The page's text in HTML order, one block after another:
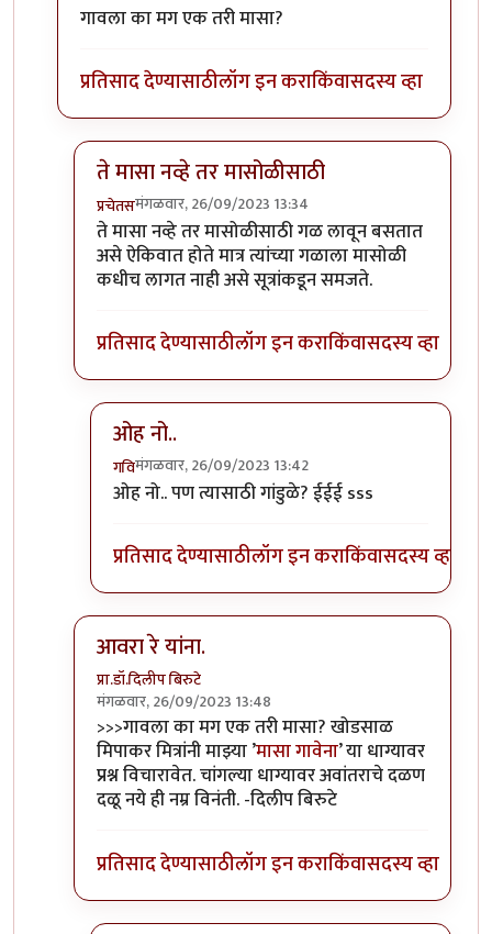
गावला का मग एक तरी मासा?
प्रतिसाद देण्यासाठीलॉग इन कराकिंवासदस्य व्हा
ते मासा नव्हे तर मासोळीसाठी
प्रचेतसमंगळवार, 26/09/2023 13:34
In reply toटपोरे गांडुळ आहेत, ही गांडुळंbyगवि
ते मासा नव्हे तर मासोळीसाठी गळ लावून बसतात
असे ऐकिवात होते मात्र त्यांच्या गळाला मासोळी
कधीच लागत नाही असे सूत्रांकडून समजते.
प्रतिसाद देण्यासाठीलॉग इन कराकिंवासदस्य व्हा
ओह नो..
गविमंगळवार, 26/09/2023 13:42
In reply toते मासा नव्हे तर मासोळीसाठी
ओह नो.. पण त्यासाठी गांडुळे? ईईई sss
प्रतिसाद देण्यासाठीलॉग इन कराकिंवासदस्य व्हा
आवरा रे यांना.
प्रा.डॉ.दिलीप बिरुटे
मंगळवार, 26/09/2023 13:48
In reply toटपोरे गांडुळ आहेत, ही गांडुळंby
>>>गावला का मग एक तरी मासा? खोडसाळ
मिपाकर मित्रांनी माझ्या ’मासा गावेना’ या धाग्यावर
प्रश्न विचारावेत. चांगल्या धाग्यावर अवांतराचे दळण
दळू नये ही नम्र विनंती. -दिलीप बिरुटे
प्रतिसाद देण्यासाठीलॉग इन कराकिंवासदस्य व्हा